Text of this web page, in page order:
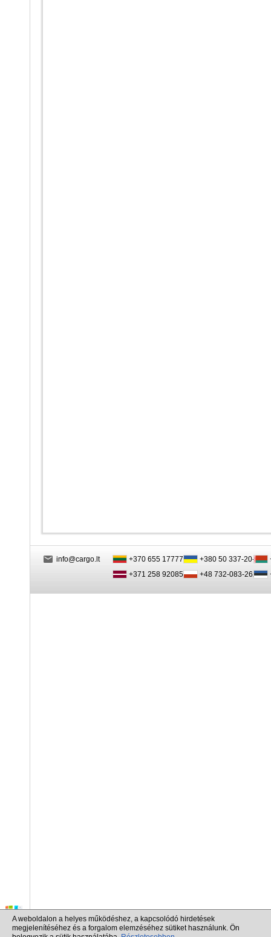
info@cargo.lt
+370 655 17777
+371 258 92085
+380 50 337-20-47
+48 732-083-262
A weboldalon a helyes működéshez, a kapcsolódó hirdetések
megjelenítéséhez és a forgalom elemzéséhez sütiket használunk. Ön